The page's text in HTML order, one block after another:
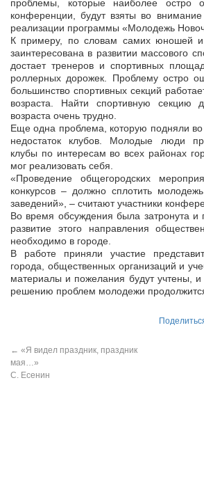
проблемы, которые наиболее остро
конференции, будут взяты во
реализации программы «Молодежь
К примеру, по словам самих юношей
заинтересована в развитии массового
достает тренеров и спортивных
роллерных дорожек. Проблему остро
большинство спортивных секций
возраста. Найти спортивную секцию
возраста очень трудно.
Еще одна проблема, которую подняли
недостаток клубов. Молодые люди
клубы по интересам во всех районах
мог реализовать себя.
«Проведение общегородских
конкурсов – должно сплотить
заведений», – считают участники
Во время обсуждения была затронута и
развитие этого направления
необходимо в городе.
В работе приняли участие
города, общественных организаций и
материалы и пожелания будут учтены,
решению проблем молодежи
← «Я видел праздник, праздник
мая…»
С. Есенин